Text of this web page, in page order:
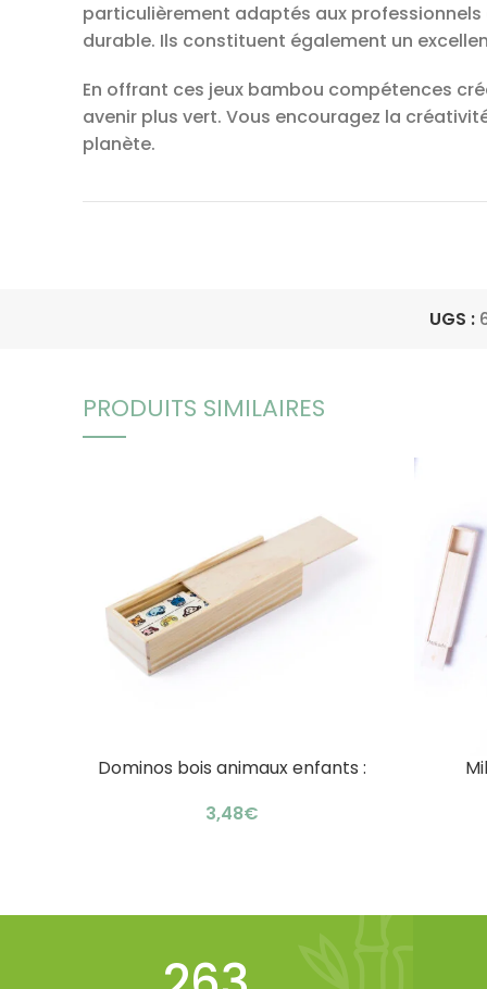
particulièrement adaptés aux
durable. Ils constituent également un
En offrant ces jeux bambou compétences
avenir plus vert. Vous encouragez la
planète.
UGS :
PRODUITS SIMILAIRES
AJOUTER AU PANIER
Dominos bois animaux enfants :
€